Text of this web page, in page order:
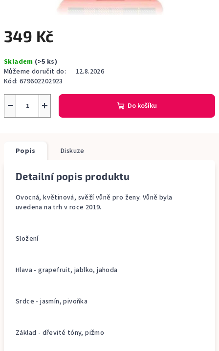
349 Kč
cena:
Skladem (>5 ks)
Můžeme doručit do:
12.8.2026
Kód: 679602202923
+
− Do košíku
Popis Diskuze
Detailní popis produktu
Ovocná, květinová, svěží vůně pro ženy. Vůně byla
uvedena na trh v roce 2019.
Složení
Hlava - grapefruit, jablko, jahoda
Srdce - jasmín, pivoňka
Základ - dřevité tóny, pižmo